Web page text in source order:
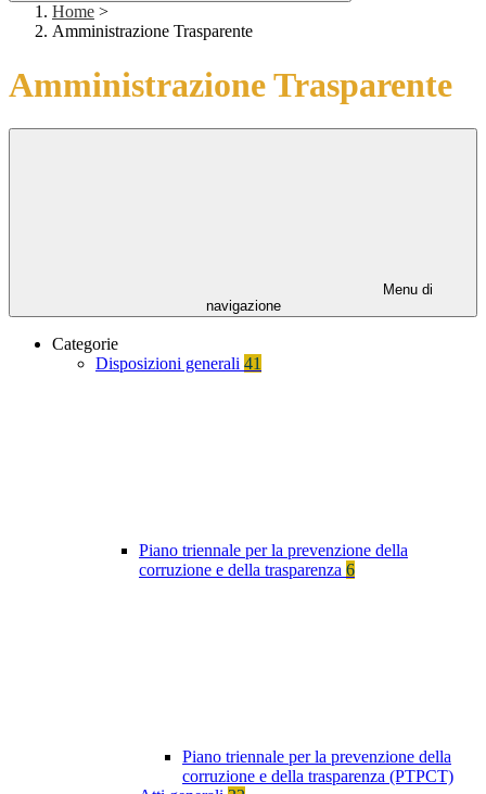
Home >
Amministrazione Trasparente
Amministrazione Trasparente
Menu di
navigazione
Categorie
Disposizioni generali 41
Piano triennale per la prevenzione della
corruzione e della trasparenza 6
Piano triennale per la prevenzione della
corruzione e della trasparenza (PTPCT)